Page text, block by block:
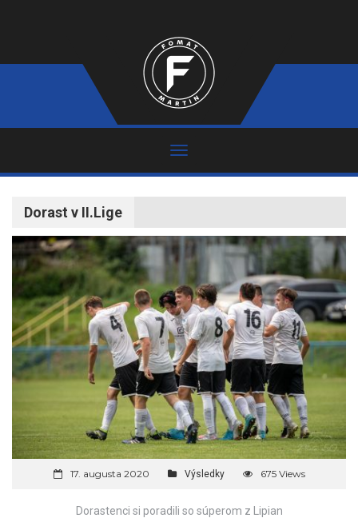
Dorast v II.Lige
17. augusta 2020 Výsledky 675 Views
Dorastenci si poradili so súperom z Lipian